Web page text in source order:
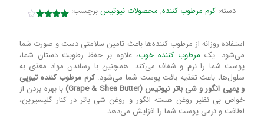
امتیازدهی
مشتری
استفاده روزانه از مرطوب کننده‌ها باعث تامین سلامتی دست و صورت شما
می‌شود. یک مرطوب کننده خوب، علاوه بر حفظ رطوبت دستان شما،
پوست شما را نرم و شفاف می‌کند. همچنین با رساندن مواد مغذی به
سلول‌ها، باعث تغذیه بافت پوست شما می‌شود.کرم مرطوب کننده تیوپی
و پمپی انگور و شی باتر نیوتیس (Grape & Shea Butter)
با بهره بردن از
خواص بی نظیر روغن هسته انگور و روغن شی‌ باتر در کنار گلیسیرین،
لطافت و نرمی پوست شما را افزایش می‌دهد.
دسته: کرم مرطوب کننده, محصولات نیوتیسبرچسب: